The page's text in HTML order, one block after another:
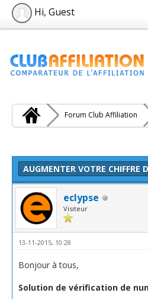
Hi, Guest
Forum Club Affiliation
AUGMENTER VOTRE CHIFFRE
eclypse
Visiteur
13-11-2015, 10:28
Bonjour à tous,
Solution de vérification de